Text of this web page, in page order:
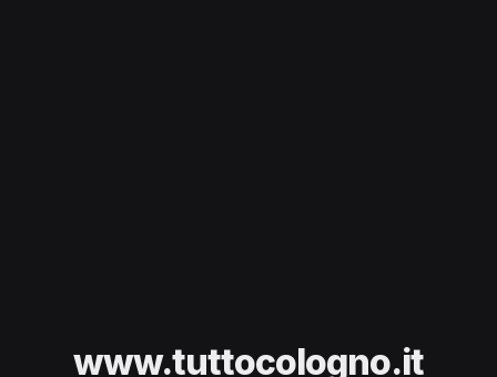
www.tuttocologno.it